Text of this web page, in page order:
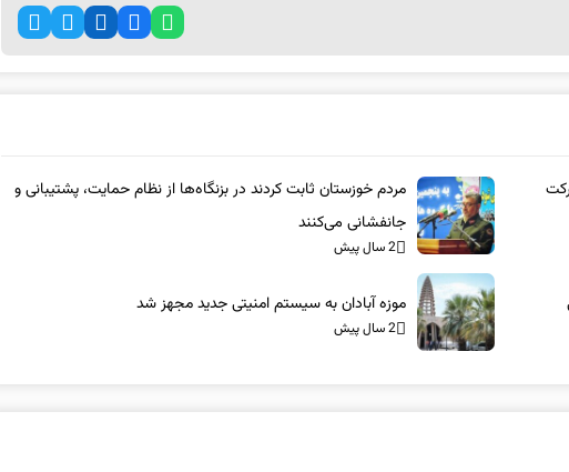
مردم خوزستان ثابت کردند در بزنگاه‌ها از نظام حمایت، پشتیبانی و
جانفشانی می‌کنند
2 سال پیش
موزه آبادان به سیستم امنیتی جدید مجهز شد
2 سال پیش